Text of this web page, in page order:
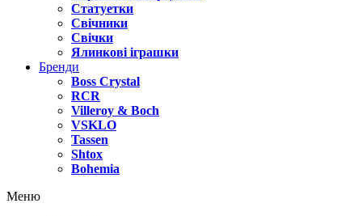
Статуетки
Свічники
Свічки
Ялинкові іграшки
Бренди
Boss Crystal
RCR
Villeroy & Boch
VSKLO
Tassen
Shtox
Bohemia
Меню